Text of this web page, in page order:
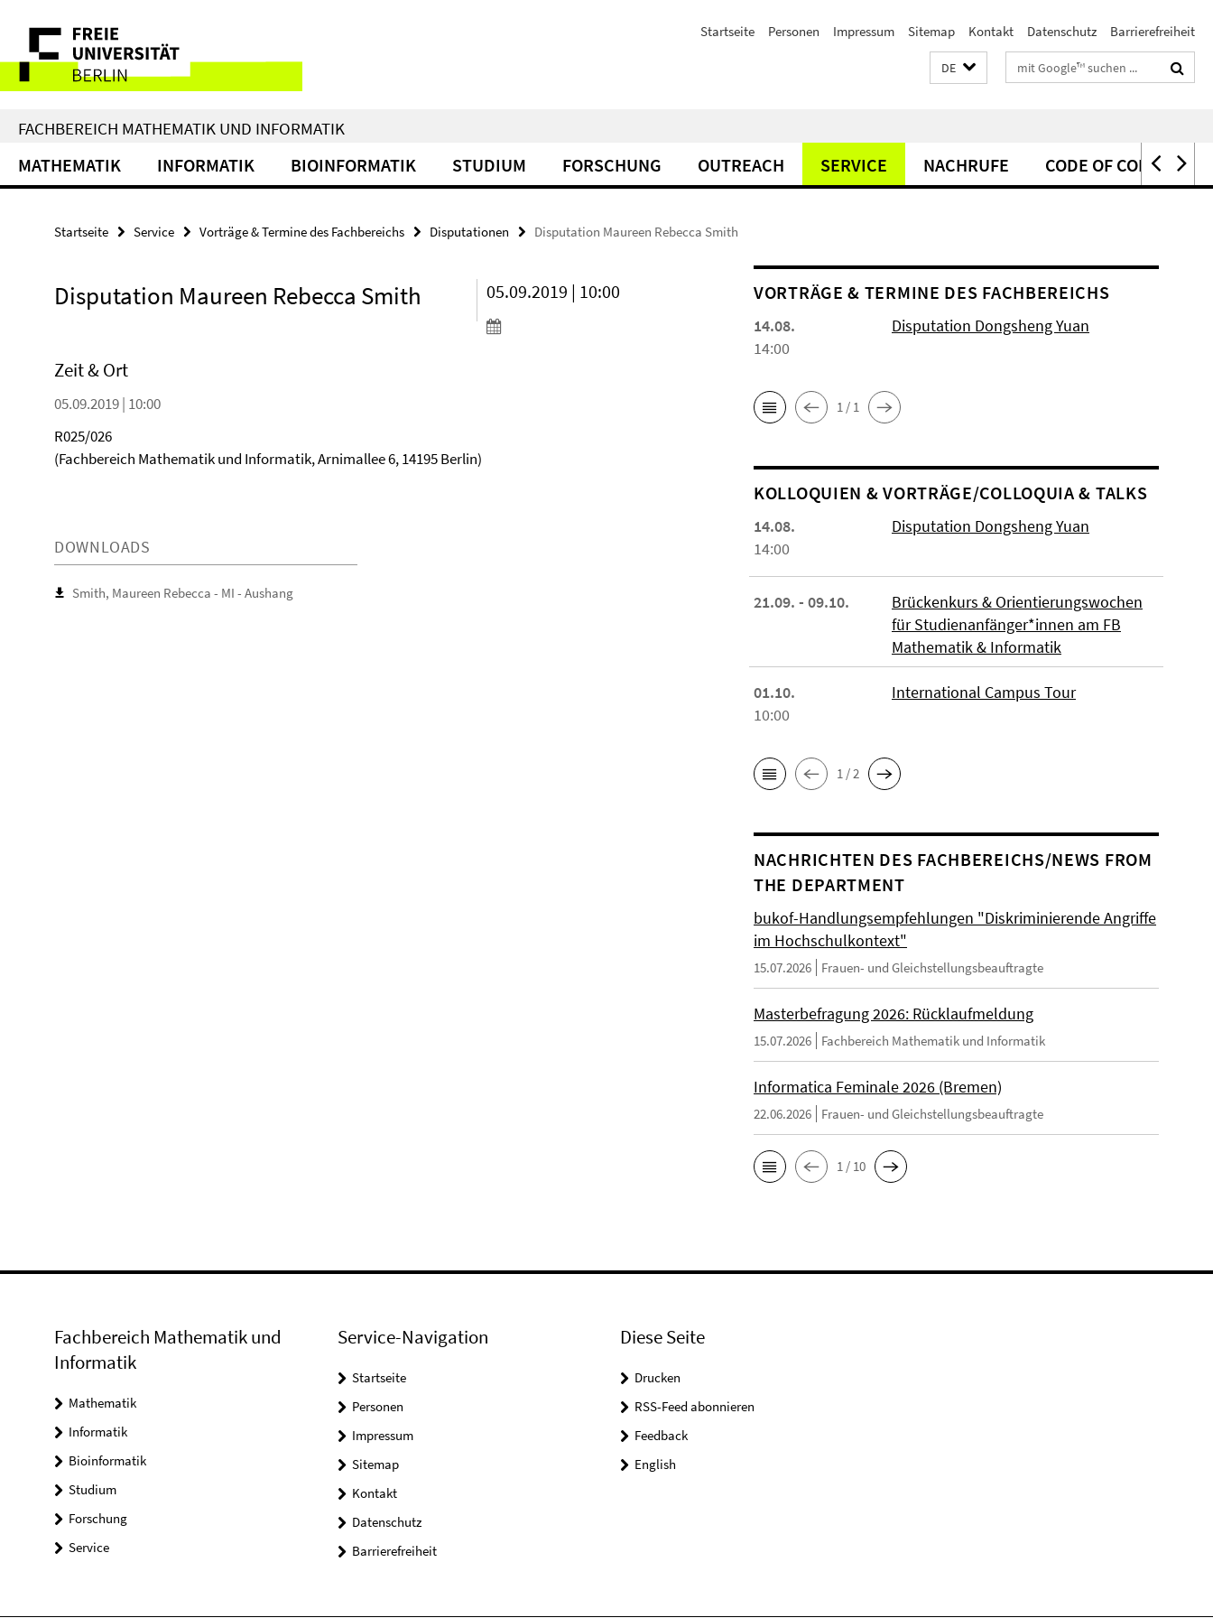
direkt
Inhalt
Service-
Navigation
Startseite Personen Impressum Sitemap Kontakt Datenschutz Barrierefreiheit
DE Suchbegriffe
FACHBEREICH MATHEMATIK UND INFORMATIK
MATHEMATIK INFORMATIK BIOINFORMATIK STUDIUM FORSCHUNG OUTREACH SERVICE NACHRUFE CODE OF CONDUCT
Startseite Service Vorträge & Termine des Fachbereichs Disputationen Disputation Maureen Rebecca Smith
Disputation Maureen Rebecca Smith 05.09.2019 | 10:00
Zeit & Ort
05.09.2019 | 10:00
R025/026
(Fachbereich Mathematik und Informatik, Arnimallee 6, 14195 Berlin)
DOWNLOADS
Smith, Maureen Rebecca - MI - Aushang
VORTRÄGE & TERMINE DES FACHBEREICHS
14.08.
14:00
Disputation Dongsheng Yuan
1 / 1
KOL­LO­QUIEN & VORTRÄGE/COLLOQUIA & TALKS
14.08.
14:00
Disputation Dongsheng Yuan
21.09. - 09.10.
Brückenkurs & Orientierungswochen
für Studienanfänger*innen am FB
Mathematik & Informatik
01.10.
10:00
International Campus Tour
1 / 2
NACHRICHTEN DES FACHBEREICHS/NEWS FROM
THE DEPARTMENT
bukof-Handlungsempfehlungen "Diskriminierende Angriffe
im Hochschulkontext"
15.07.2026 Frauen- und Gleichstellungsbeauftragte
Masterbefragung 2026: Rücklaufmeldung
15.07.2026 Fachbereich Mathematik und Informatik
Informatica Feminale 2026 (Bremen)
22.06.2026 Frauen- und Gleichstellungsbeauftragte
1 / 10
Fachbereich Mathematik und
Informatik
Mathematik
Informatik
Bioinformatik
Studium
Forschung
Service
Service-Navigation
Startseite
Personen
Impressum
Sitemap
Kontakt
Datenschutz
Barrierefreiheit
Diese Seite
Drucken
RSS-Feed abonnieren
Feedback
English